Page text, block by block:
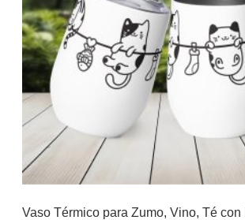
Vaso Térmico para Zumo, Vino, Té con